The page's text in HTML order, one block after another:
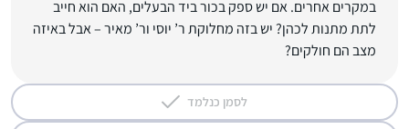
במקרים אחרים. אם יש ספק בכור ביד הבעלים, האם הוא חייב
לתת מתנות לכהן? יש בזה מחלוקת ר’ יוסי ור’ מאיר – אבל באיזה
מצב הם חולקים?
לסמן כנלמד